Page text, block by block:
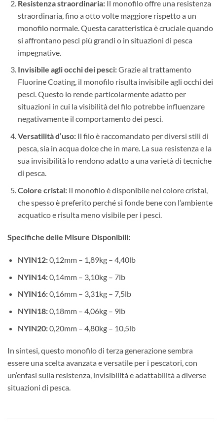
Resistenza straordinaria:Il monofilo offre una resistenza
straordinaria, fino a otto volte maggiore rispetto a un
monofilo normale. Questa caratteristica è cruciale quando
si affrontano pesci più grandi o in situazioni di pesca
impegnative.
Invisibile agli occhi dei pesci:Grazie al trattamento
Fluorine Coating, il monofilo risulta invisibile agli occhi dei
pesci. Questo lo rende particolarmente adatto per
situazioni in cui la visibilità del filo potrebbe influenzare
negativamente il comportamento dei pesci.
Versatilità d’uso:Il filo è raccomandato per diversi stili di
pesca, sia in acqua dolce che in mare. La sua resistenza e la
sua invisibilità lo rendono adatto a una varietà di tecniche
di pesca.
Colore cristal:Il monofilo è disponibile nel colore cristal,
che spesso è preferito perché si fonde bene con l’ambiente
acquatico e risulta meno visibile per i pesci.
Specifiche delle Misure Disponibili:
NYIN12:0,12mm – 1,89kg – 4,40lb
NYIN14:0,14mm – 3,10kg – 7lb
NYIN16:0,16mm – 3,31kg – 7,5lb
NYIN18:0,18mm – 4,06kg – 9lb
NYIN20:0,20mm – 4,80kg – 10,5lb
In sintesi, questo monofilo di terza generazione sembra
essere una scelta avanzata e versatile per i pescatori, con
un’enfasi sulla resistenza, invisibilità e adattabilità a diverse
situazioni di pesca.